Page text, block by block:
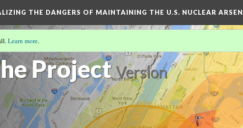
THE DANGERS OF MAINTAINING THE U.S. NUCLEAR
Project Version
Learn more.